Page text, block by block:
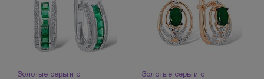
Золотые серьги с
Золотые серьги с